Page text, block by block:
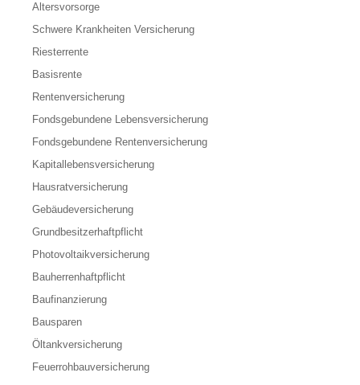
Altersvorsorge
Schwere Krankheiten Versicherung
Riesterrente
Basisrente
Rentenversicherung
Fondsgebundene Lebensversicherung
Fondsgebundene Rentenversicherung
Kapitallebensversicherung
Hausratversicherung
Gebäudeversicherung
Grundbesitzerhaftpflicht
Photovoltaikversicherung
Bauherrenhaftpflicht
Baufinanzierung
Bausparen
Öltankversicherung
Feuerrohbauversicherung